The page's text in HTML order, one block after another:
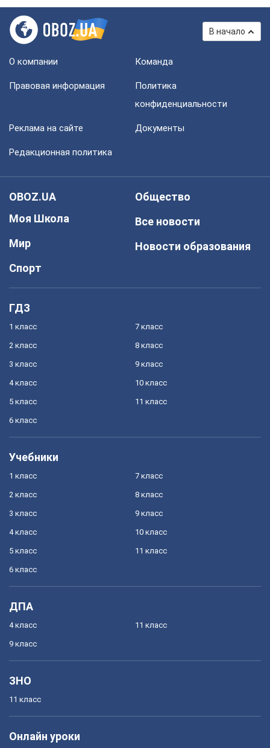
В начало
О компании Команда
Правовая информация
Политика
конфиденциальности
Реклама на сайте Документы
Редакционная политика
OBOZ.UA
Моя Школа
Мир
Спорт
Общество
Все новости
Новости образования
ГДЗ
1 класс
2 класс
3 класс
4 класс
5 класс
6 класс
7 класс
8 класс
9 класс
10 класс
11 класс
Учебники
1 класс
2 класс
3 класс
4 класс
5 класс
6 класс
7 класс
8 класс
9 класс
10 класс
11 класс
ДПА
4 класс
9 класс
11 класс
ЗНО
11 класс
Онлайн уроки